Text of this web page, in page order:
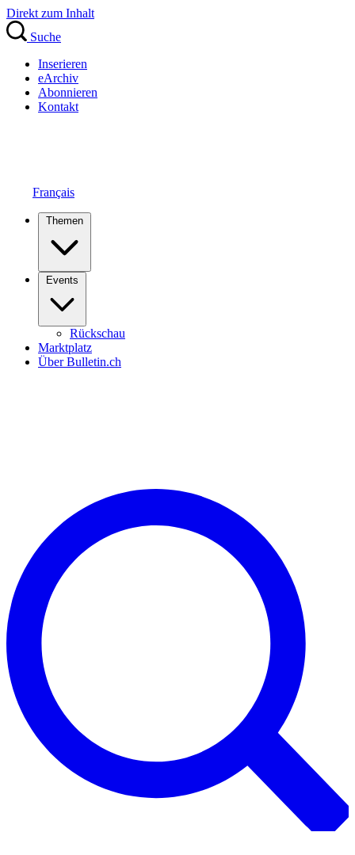
Direkt zum Inhalt
Suche
Inserieren
eArchiv
Abonnieren
Kontakt
Français
Themen
Events
Rückschau
Marktplatz
Über Bulletin.ch